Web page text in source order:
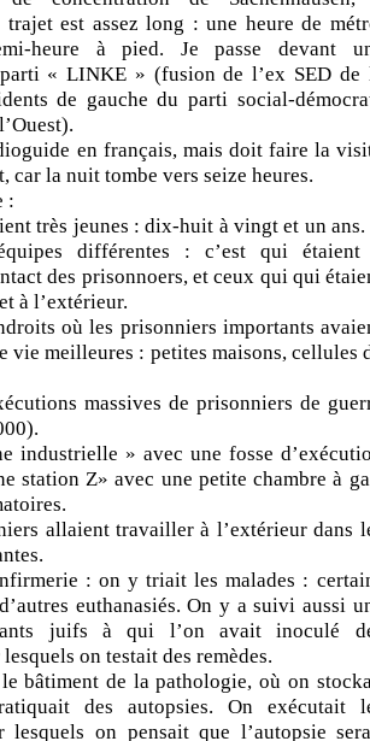
trajet est assez long : une heure de
heure à pied. Je passe devant
« LINKE » (fusion de l’ex SED de
de gauche du parti social-
en français, mais doit faire la
car la nuit tombe vers seize heures.
:
très jeunes : dix-huit à vingt et un
différentes : c’est qui étaient
des prisonnoers, et ceux qui qui
à l’extérieur.
où les prisonniers importants
vie meilleures : petites maisons, cellules
massives de prisonniers de
industrielle » avec une fosse
station Z» avec une petite chambre à
allaient travailler à l’extérieur dans
: on y triait les malades :
euthanasiés. On y a suivi aussi
juifs à qui l’on avait inoculé
on testait des remèdes.
bâtiment de la pathologie, où on
des autopsies. On exécutait
lesquels on pensait que l’autopsie